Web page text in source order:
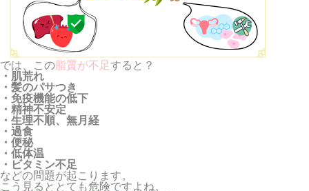
では、この脂質が不足すると？
・肌荒れ
・髪のパサつき
・免疫機能の低下
・精神不安定
・生理不順、無月経
・過食
・便秘
・低体温
・ビタミン不足
などの問題が起こります。
こう見るととても危険ですよね。